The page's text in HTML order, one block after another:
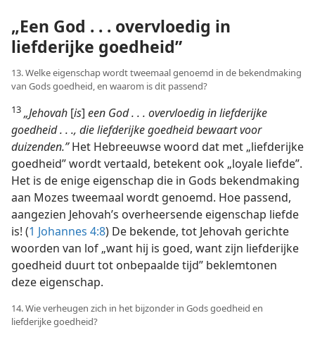
„Een God . . . overvloedig in
liefderijke goedheid”
13. Welke eigenschap wordt tweemaal genoemd in de bekendmaking
van Gods goedheid, en waarom is dit passend?
13 „Jehovah [is] een God . . . overvloedig in liefderijke
goedheid . . ., die liefderijke goedheid bewaart voor
duizenden.”Het Hebreeuwse woord dat met „liefderijke
goedheid” wordt vertaald, betekent ook „loyale liefde”.
Het is de enige eigenschap die in Gods bekendmaking
aan Mozes tweemaal wordt genoemd. Hoe passend,
aangezien Jehovah’s overheersende eigenschap liefde
is! (1 Johannes 4:8) De bekende, tot Jehovah gerichte
woorden van lof „want hij is goed, want zijn liefderijke
goedheid duurt tot onbepaalde tijd” beklemtonen
deze eigenschap.
14. Wie verheugen zich in het bijzonder in Gods goedheid en
liefderijke goedheid?